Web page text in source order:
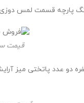
پارچه قسمت لمس دوزی
قیمت
عدد پاتختی میز